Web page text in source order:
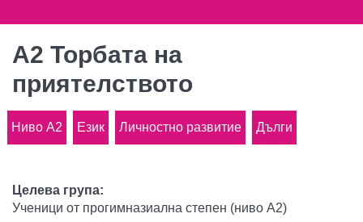
A2 Торбата на
приятелството
Ниво A2 Език Личностно развитие Дълги
Целева група:
Ученици от прогимназиална степен (ниво A2)